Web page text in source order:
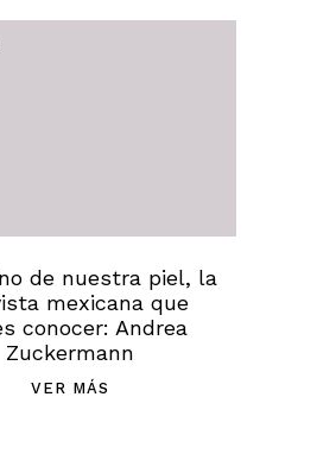
de nuestra piel, la
mexicana que
conocer: Andrea
Zuckermann
VER MÁS